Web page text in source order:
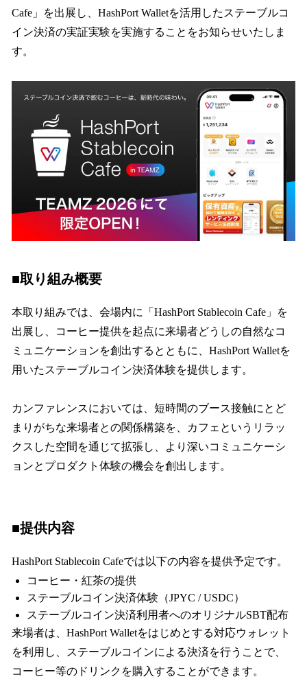
込
み
中
Cafe」を出展し、HashPort Walletを活用したステーブルコ
イン決済の実証実験を実施することをお知らせいたしま
す。
■取り組み概要
本取り組みでは、会場内に「HashPort Stablecoin Cafe」を
出展し、コーヒー提供を起点に来場者どうしの自然なコ
ミュニケーションを創出するとともに、HashPort Walletを
用いたステーブルコイン決済体験を提供します。
カンファレンスにおいては、短時間のブース接触にとど
まりがちな来場者との関係構築を、カフェというリラッ
クスした空間を通じて拡張し、より深いコミュニケーシ
ョンとプロダクト体験の機会を創出します。
■提供内容
HashPort Stablecoin Cafeでは以下の内容を提供予定です。
コーヒー・紅茶の提供
ステーブルコイン決済体験（JPYC / USDC）
ステーブルコイン決済利用者へのオリジナルSBT配布
来場者は、HashPort Walletをはじめとする対応ウォレット
を利用し、ステーブルコインによる決済を行うことで、
コーヒー等のドリンクを購入することができます。